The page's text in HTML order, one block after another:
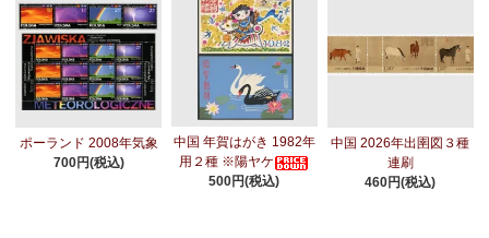
ポーランド 2008年気象
700円(税込)
中国 年賀はがき 1982年
用２種 ※陽ヤケ
500円(税込)
中国 2026年出圉図３種
連刷
460円(税込)